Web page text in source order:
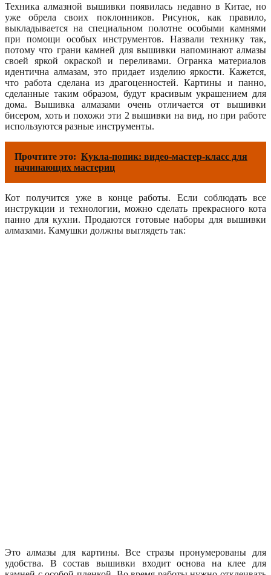
Техника алмазной вышивки появилась недавно в Китае, но
уже обрела своих поклонников. Рисунок, как правило,
выкладывается на специальном полотне особыми камнями
при помощи особых инструментов. Назвали технику так,
потому что грани камней для вышивки напоминают алмазы
своей яркой окраской и переливами. Огранка материалов
идентична алмазам, это придает изделию яркости. Кажется,
что работа сделана из драгоценностей. Картины и панно,
сделанные таким образом, будут красивым украшением для
дома. Вышивка алмазами очень отличается от вышивки
бисером, хоть и похожи эти 2 вышивки на вид, но при работе
используются разные инструменты.
Прочтите это: Кукла-попик: видео-мастер-класс для
начинающих мастериц
Кот получится уже в конце работы. Если соблюдать все
инструкции и технологии, можно сделать прекрасного кота
панно для кухни. Продаются готовые наборы для вышивки
алмазами. Камушки должны выглядеть так:
Это алмазы для картины. Все стразы пронумерованы для
удобства. В состав вышивки входит основа на клее для